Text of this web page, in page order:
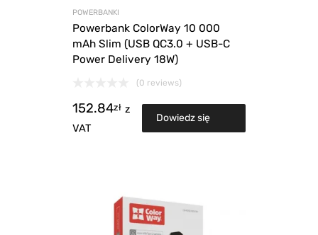
POWERBANKI
Powerbank ColorWay 10 000
mAh Slim (USB QC3.0 + USB-C
Power Delivery 18W)
(0 reviews)
152.84zł z
VAT
Dowiedz się